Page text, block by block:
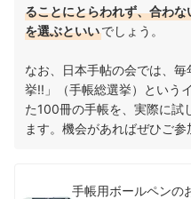
ることにとらわれず、合わ
を選ぶといいでしょう。
なお、日本手帖の会では、
挙!!」（手帳総選挙）という
た100冊の手帳を、実際に試
ます。機会があればぜひご参
手帳用ボールペンの